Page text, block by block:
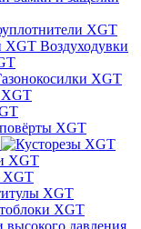
Воздуходувки
XGT
XGT
XGT
XGT
давления